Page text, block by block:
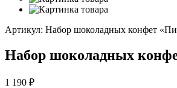
Артикул: Набор шоколадных конфет
Набор шоколадных
1 190 ₽